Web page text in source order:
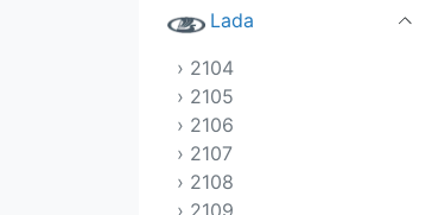
Lada
› 2104
› 2105
› 2106
› 2107
› 2108
› 2109